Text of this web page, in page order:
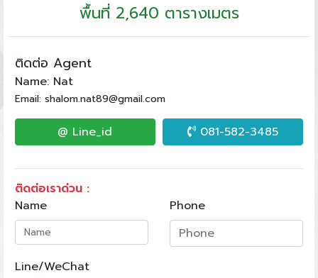
พื้นที่ 2,640 ตารางเมตร
ติดต่อ Agent
Name: Nat
Email: shalom.nat89@gmail.com
@ Line_id 081-582-3485
ติดต่อเราด่วน :
Name
Phone
Line/WeChat